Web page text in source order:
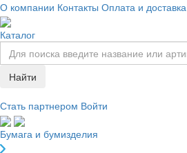
О компании Контакты Оплата и доставка
Каталог
Найти
Стать партнером Войти
Бумага и бумизделия